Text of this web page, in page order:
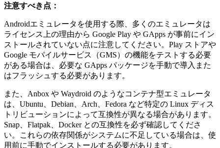
注意すべき点：
Androidエミュレータを使用する際、多くのエミュレータは
ライセンス上の理由から Google Play や GApps が事前にイン
ストールされていない点に注意してください。Play ストアや
Google モバイルサービス（GMS）の機能をテストする必要
がある場合は、必要な GApps パッケージを手動で導入また
はフラッシュする必要があります。
また、Anbox や Waydroid のようなコンテナ型エミュレータ
は、Ubuntu、Debian、Arch、Fedora など特定の Linux ディス
トリビューションによって互換性が異なる場合があります。
Snap、Flatpak、Docker との互換性を必ず確認してくださ
い。これらの依存関係がシステムに不足している場合は、使
用前に手動でインストールする必要があります。